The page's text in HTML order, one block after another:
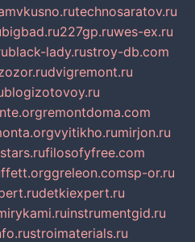
technosaratov.ru
bigbad.ru227gp.ruwes-ex.ru
black-lady.rustroy-db.com
dvigremont.ru
blogizotovoy.ru
remontdoma.com
vyitikho.rumirjon.ru
filosofyfree.com
greleon.comsp-or.ru
detkiexpert.ru
instrumentgid.ru
stroimaterials.ru